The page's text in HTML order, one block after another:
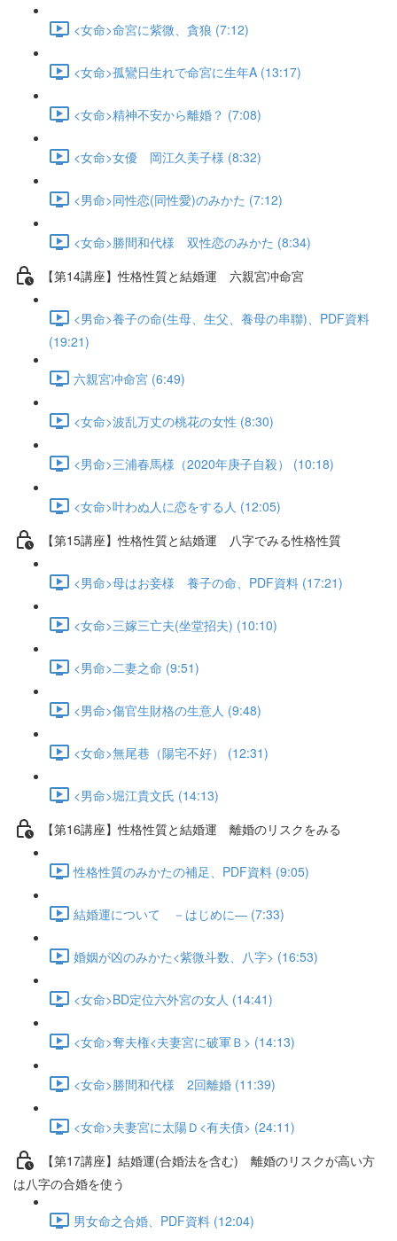
<女命>命宮に紫微、貪狼 (7:12)
<女命>孤鸞日生れで命宮に生年A (13:17)
<女命>精神不安から離婚？ (7:08)
<女命>女優 岡江久美子様 (8:32)
<男命>同性恋(同性愛)のみかた (7:12)
<女命>勝間和代様 双性恋のみかた (8:34)
【第14講座】性格性質と結婚運 六親宮冲命宮
<男命>養子の命(生母、生父、養母の串聯)、PDF資料
(19:21)
六親宮冲命宮 (6:49)
<女命>波乱万丈の桃花の女性 (8:30)
<男命>三浦春馬様（2020年庚子自殺） (10:18)
<女命>叶わぬ人に恋をする人 (12:05)
【第15講座】性格性質と結婚運 八字でみる性格性質
<男命>母はお妾様 養子の命、PDF資料 (17:21)
<女命>三嫁三亡夫(坐堂招夫) (10:10)
<男命>二妻之命 (9:51)
<男命>傷官生財格の生意人 (9:48)
<女命>無尾巷（陽宅不好） (12:31)
<男命>堀江貴文氏 (14:13)
【第16講座】性格性質と結婚運 離婚のリスクをみる
性格性質のみかたの補足、PDF資料 (9:05)
結婚運について －はじめに― (7:33)
婚姻が凶のみかた<紫微斗数、八字> (16:53)
<女命>BD定位六外宮の女人 (14:41)
<女命>奪夫権<夫妻宮に破軍Ｂ> (14:13)
<女命>勝間和代様 2回離婚 (11:39)
<女命>夫妻宮に太陽Ｄ<有夫債> (24:11)
【第17講座】結婚運(合婚法を含む) 離婚のリスクが高い方
は八字の合婚を使う
男女命之合婚、PDF資料 (12:04)